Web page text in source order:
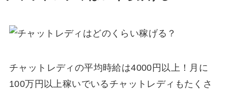
チャットレディの平均時給は4000円以上！月に
100万円以上稼いでいるチャットレディもたくさ